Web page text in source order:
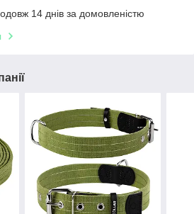
14 днів за домовленістю